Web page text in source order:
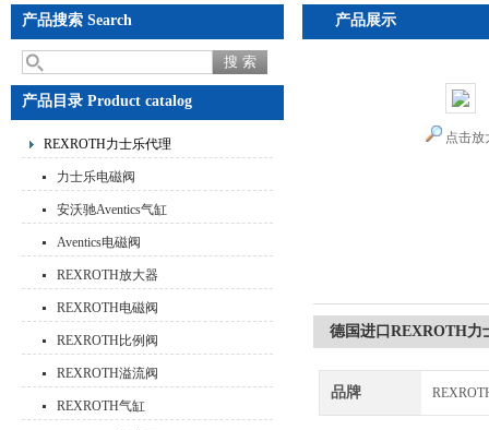
产品搜索 Search
产品目录 Product catalog
REXROTH力士乐代理
力士乐电磁阀
安沃驰Aventics气缸
Aventics电磁阀
REXROTH放大器
REXROTH电磁阀
REXROTH比例阀
REXROTH溢流阀
REXROTH气缸
产品展示
点击放
德国进口REXROTH力
品牌